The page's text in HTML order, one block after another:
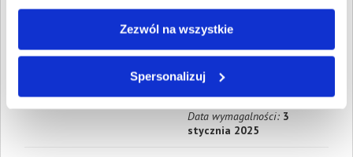
Zezwól na wszystkie
Spersonalizuj
Wartość:770,00 PLN
stycznia 2025
6. Cywilne
Wartość:12,79 PLN
Data wymagalności: 3
stycznia 2025